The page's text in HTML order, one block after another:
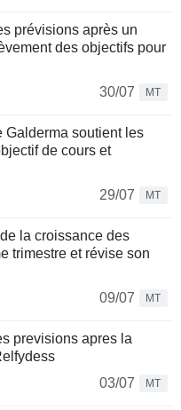
prévisions après un
des objectifs pour
30/07
MT
Galderma soutient les
de cours et
29/07
MT
la croissance des
trimestre et révise son
09/07
MT
previsions apres la
03/07
MT